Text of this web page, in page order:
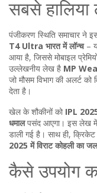
सबसे
पंजीकरण स्थिति समाचार ने
T4 Ultra भारत में लॉन्च–
आया है, जिससे मोबाइल
उल्लेखनीय लेख है MP
जो मौसम विभाग की अलर्ट
देता है।
खेल के शौकीनों को IPL
धमालपसंद आएगा। इस लेख में
डाली गई है। साथ ही, क्रिकेट
2025 में विराट कोहली का
कैसे उपयोग